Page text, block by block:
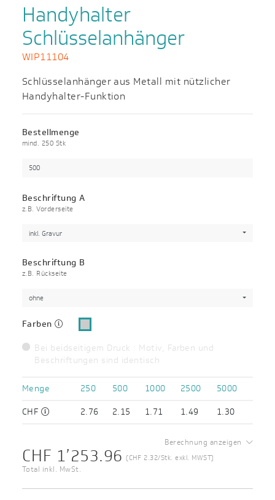
Handyhalter
Schlüsselanhänger
WIP11104
Schlüsselanhänger aus Metall mit nützlicher
Handyhalter-Funktion
Bestellmenge
mind. 250 Stk
Beschriftung A
z.B. Vorderseite
inkl. Gravur
Beschriftung B
z.B. Rückseite
ohne
Farben
Bei beidseitigem Druck : Motiv, Farben und
Beschriftungen sind identisch
Menge 250 500 1000 2500
5000
CHF
2.76 2.15 1.71 1.49 1.30
CHF 1’253.96 (CHF 2.32/Stk. exkl. MWST)
Total inkl. MwSt.
Berechnung anzeigen